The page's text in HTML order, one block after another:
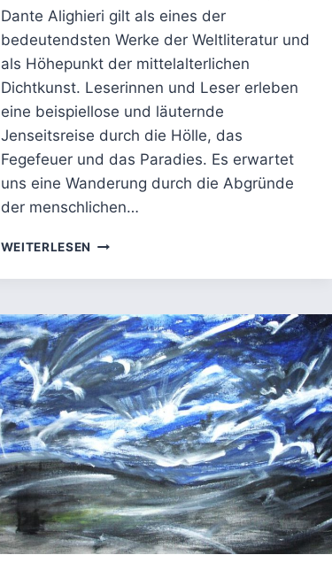
Dante Alighieri gilt als eines der
bedeutendsten Werke der Weltliteratur und
als Höhepunkt der mittelalterlichen
Dichtkunst. Leserinnen und Leser erleben
eine beispiellose und läuternde
Jenseitsreise durch die Hölle, das
Fegefeuer und das Paradies. Es erwartet
uns eine Wanderung durch die Abgründe
der menschlichen…
WEITERLESEN DIE
KOMÖDIE
DANTES
VISIONÄRE
ALLEGORIE
ÜBER
SÜNDE
UND
ERLÖSUNG